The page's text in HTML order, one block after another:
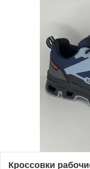
Кроссовки